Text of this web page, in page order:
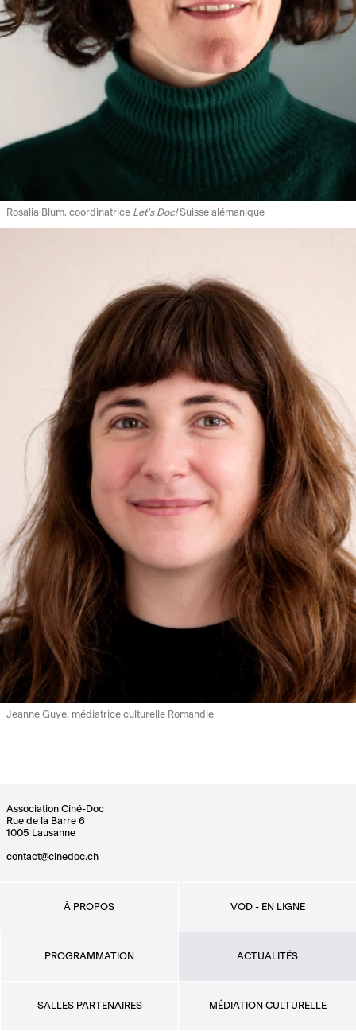
Rosalia Blum, coordinatrice Let's Doc!Suisse alémanique
Jeanne Guye, médiatrice culturelle Romandie
Association Ciné-Doc
Rue de la Barre 6
1005 Lausanne
contact@cinedoc.ch
À PROPOS VOD - EN LIGNE
PROGRAMMATION ACTUALITÉS
SALLES PARTENAIRES MÉDIATION CULTURELLE